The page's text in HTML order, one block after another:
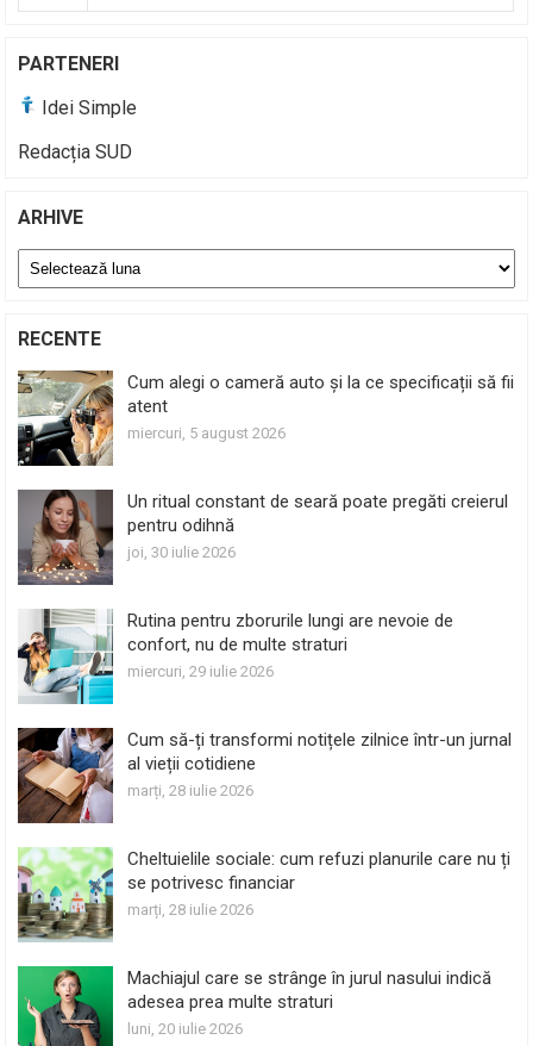
PARTENERI
Idei Simple
Redacția SUD
ARHIVE
Arhive
RECENTE
Cum alegi o cameră auto și la ce specificații să fii
atent
miercuri, 5 august 2026
Un ritual constant de seară poate pregăti creierul
pentru odihnă
joi, 30 iulie 2026
Rutina pentru zborurile lungi are nevoie de
confort, nu de multe straturi
miercuri, 29 iulie 2026
Cum să-ți transformi notițele zilnice într-un jurnal
al vieții cotidiene
marți, 28 iulie 2026
Cheltuielile sociale: cum refuzi planurile care nu ți
se potrivesc financiar
marți, 28 iulie 2026
Machiajul care se strânge în jurul nasului indică
adesea prea multe straturi
luni, 20 iulie 2026